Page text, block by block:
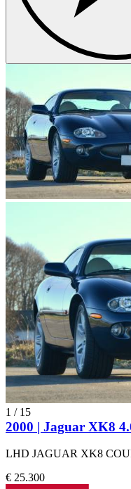
1 / 15
2000 | Jaguar XK8
LHD JAGUAR XK8
€ 25.300